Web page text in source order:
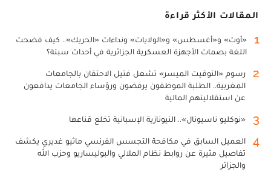
المقالات الأكثر قراءة
1
«أوت» و«أغسطس» و«الولايات» ونداءات «الحريك».. كيف فضحت
اللغة بصمات الأجهزة العسكرية الجزائرية في أحداث سبتة؟
2
رسوم «التوقيت الميسر» تشعل فتيل الاحتقان بالجامعات
المغربية.. الطلبة الموظفون يرفضون ورؤساء الجامعات يدافعون
عن استقلاليتهم المالية
3 «نوكليو ناسيونال».. النيونازية الإسبانية تخلع قناعها
4
العميل السابق في مكافحة التجسس الفرنسي ماثيو غديري يكشف
تفاصيل مثيرة عن روابط نظام الملالي والبوليساريو وحزب الله
والجزائر